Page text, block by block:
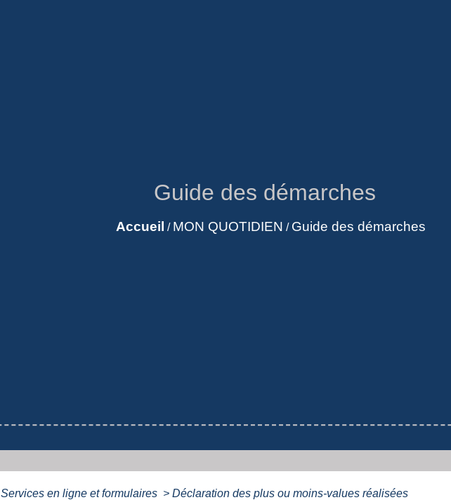
Guide des démarches
Accueil / MON QUOTIDIEN / Guide des démarches
Services en ligne et formulaires > Déclaration des plus ou moins-values réalisées